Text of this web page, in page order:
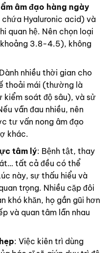
âm đạo hàng ngày
Hyaluronic acid) và
quan hệ. Nên chọn loại
3.8-4.5), không
nhiều thời gian cho
thoải mái (thường là
kiểm soát độ sâu), và sử
vẫn đau nhiều, nên
tư vấn nong âm đạo
khác.
tâm lý: Bệnh tật, thay
tất cả đều có thể
này, sự thấu hiểu và
trọng. Nhiều cặp đôi
khó khăn, họ gần gũi hơn
và quan tâm lẫn nhau
: Việc kiên trì dùng